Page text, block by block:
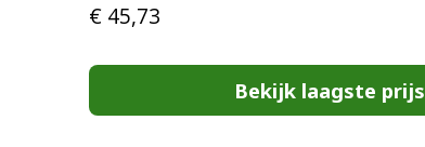
€ 45,73
Bekijk laagste prijs